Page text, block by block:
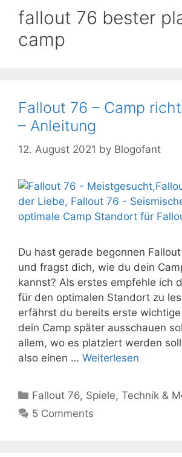
fallout 76 bester
camp
Fallout 76 – Camp
– Anleitung
12. August 2021 by Blogofant
Du hast gerade begonnen
und fragst dich, wie du dein
kannst? Als erstes empfehle ich
für den optimalen Standort zu
erfährst du bereits erste
dein Camp später ausschauen
allem, wo es platziert werden
also einen … Weiterlesen
Kategorien
Fallout 76, Spiele,Technik &
5 Comments